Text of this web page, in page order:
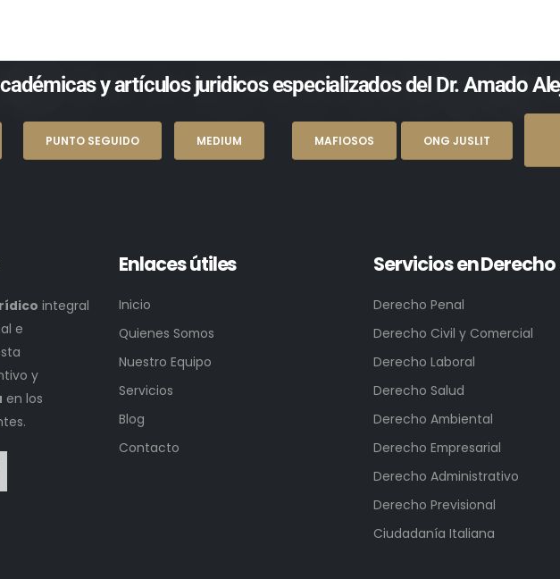
y artículos juridicos especializados del Dr. Amado
PUNTO SEGUIDO MEDIUM MAFIOSOS ONG JUSLIT
integral
e
y
en los
Enlaces útiles
Inicio
Quienes Somos
Nuestro Equipo
Servicios
Blog
Contacto
Servicios en Derecho
Derecho Penal
Derecho Civil y Comercial
Derecho Laboral
Derecho Salud
Derecho Ambiental
Derecho Empresarial
Derecho Administrativo
Derecho Previsional
Ciudadanía Italiana